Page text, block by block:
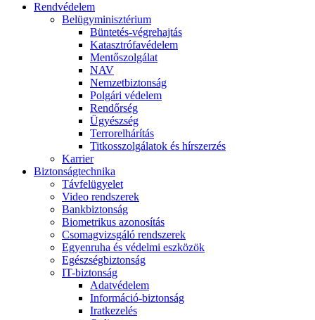
Rendvédelem
Belügyminisztérium
Büntetés-végrehajtás
Katasztrófavédelem
Mentőszolgálat
NAV
Nemzetbiztonság
Polgári védelem
Rendőrség
Ügyészség
Terrorelhárítás
Titkosszolgálatok és hírszerzés
Karrier
Biztonságtechnika
Távfelügyelet
Video rendszerek
Bankbiztonság
Biometrikus azonosítás
Csomagvizsgáló rendszerek
Egyenruha és védelmi eszközök
Egészségbiztonság
IT-biztonság
Adatvédelem
Információ-biztonság
Iratkezelés